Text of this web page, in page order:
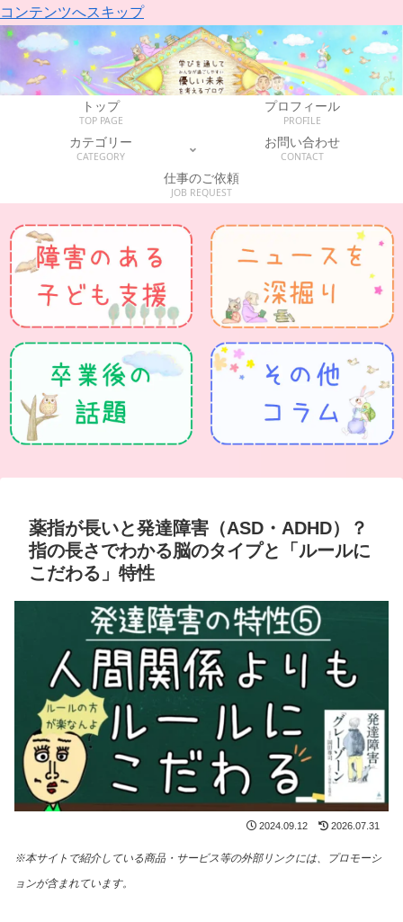
コンテンツへスキップ
トップ
TOP PAGE
プロフィール
PROFILE
カテゴリー
CATEGORY
お問い合わせ
CONTACT
仕事のご依頼
JOB REQUEST
薬指が長いと発達障害（ASD・ADHD）？
指の長さでわかる脳のタイプと「ルールに
こだわる」特性
2024.09.12 2026.07.31
※本サイトで紹介している商品・サービス等の外部リンクには、プロモーシ
ョンが含まれています。